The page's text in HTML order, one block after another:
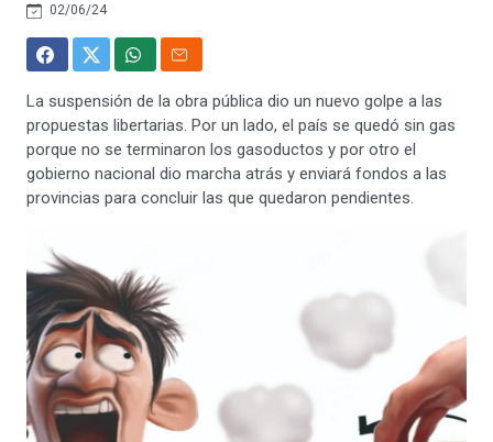
02/06/24
La suspensión de la obra pública dio un nuevo golpe a las
propuestas libertarias. Por un lado, el país se quedó sin gas
porque no se terminaron los gasoductos y por otro el
gobierno nacional dio marcha atrás y enviará fondos a las
provincias para concluir las que quedaron pendientes.